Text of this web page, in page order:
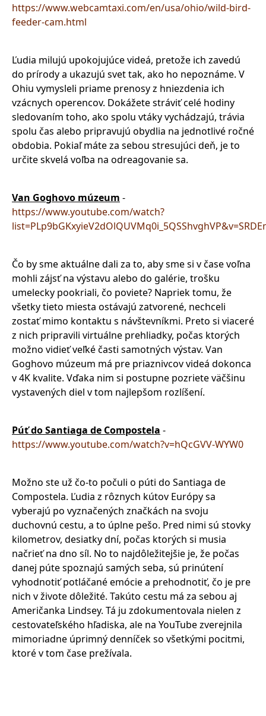
https://www.webcamtaxi.com/en/usa/ohio/wild-bird-
feeder-cam.html
Ľudia milujú upokojujúce videá, pretože ich zavedú
do prírody a ukazujú svet tak, ako ho nepoznáme. V
Ohiu vymysleli priame prenosy z hniezdenia ich
vzácnych operencov. Dokážete stráviť celé hodiny
sledovaním toho, ako spolu vtáky vychádzajú, trávia
spolu čas alebo pripravujú obydlia na jednotlivé ročné
obdobia. Pokiaľ máte za sebou stresujúci deň, je to
určite skvelá voľba na odreagovanie sa.
Van Goghovo múzeum -
https://www.youtube.com/watch?
Čo by sme aktuálne dali za to, aby sme si v čase voľna
mohli zájsť na výstavu alebo do galérie, trošku
umelecky pookriali, čo poviete? Napriek tomu, že
všetky tieto miesta ostávajú zatvorené, nechceli
zostať mimo kontaktu s návštevníkmi. Preto si viaceré
z nich pripravili virtuálne prehliadky, počas ktorých
možno vidieť veľké časti samotných výstav. Van
Goghovo múzeum má pre priaznivcov videá dokonca
v 4K kvalite. Vďaka nim si postupne pozriete väčšinu
vystavených diel v tom najlepšom rozlíšení.
Púť do Santiaga de Compostela -
https://www.youtube.com/watch?v=hQcGVV-WYW0
Možno ste už čo-to počuli o púti do Santiaga de
Compostela. Ľudia z rôznych kútov Európy sa
vyberajú po vyznačených značkách na svoju
duchovnú cestu, a to úplne pešo. Pred nimi sú stovky
kilometrov, desiatky dní, počas ktorých si musia
načrieť na dno síl. No to najdôležitejšie je, že počas
danej púte spoznajú samých seba, sú prinútení
vyhodnotiť potláčané emócie a prehodnotiť, čo je pre
nich v živote dôležité. Takúto cestu má za sebou aj
Američanka Lindsey. Tá ju zdokumentovala nielen z
cestovateľského hľadiska, ale na YouTube zverejnila
mimoriadne úprimný denníček so všetkými pocitmi,
ktoré v tom čase prežívala.